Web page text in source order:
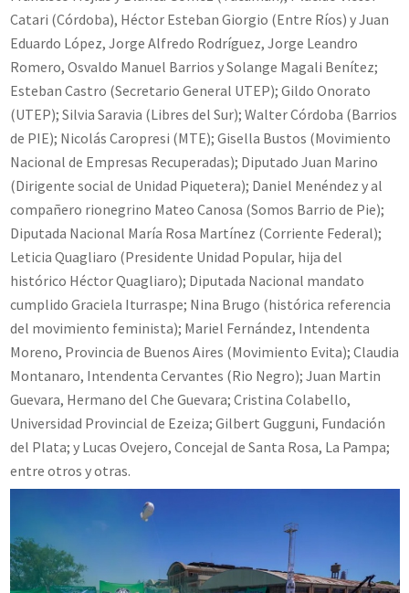
Catari (Córdoba), Héctor Esteban Giorgio (Entre Ríos) y Juan
Eduardo López, Jorge Alfredo Rodríguez, Jorge Leandro
Romero, Osvaldo Manuel Barrios y Solange Magali Benítez;
Esteban Castro (Secretario General UTEP); Gildo Onorato
(UTEP); Silvia Saravia (Libres del Sur); Walter Córdoba (Barrios
de PIE); Nicolás Caropresi (MTE); Gisella Bustos (Movimiento
Nacional de Empresas Recuperadas); Diputado Juan Marino
(Dirigente social de Unidad Piquetera); Daniel Menéndez y al
compañero rionegrino Mateo Canosa (Somos Barrio de Pie);
Diputada Nacional María Rosa Martínez (Corriente Federal);
Leticia Quagliaro (Presidente Unidad Popular, hija del
histórico Héctor Quagliaro); Diputada Nacional mandato
cumplido Graciela Iturraspe; Nina Brugo (histórica referencia
del movimiento feminista); Mariel Fernández, Intendenta
Moreno, Provincia de Buenos Aires (Movimiento Evita); Claudia
Montanaro, Intendenta Cervantes (Rio Negro); Juan Martin
Guevara, Hermano del Che Guevara; Cristina Colabello,
Universidad Provincial de Ezeiza; Gilbert Gugguni, Fundación
del Plata; y Lucas Ovejero, Concejal de Santa Rosa, La Pampa;
entre otros y otras.